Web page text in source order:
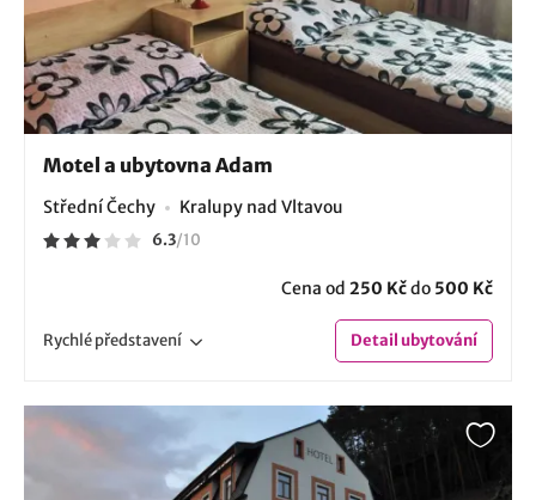
Motel a ubytovna Adam
Střední Čechy Kralupy nad Vltavou
6.3/10
Cena od 250 Kčdo 500 Kč
Rychlépředstavení Detailubytování